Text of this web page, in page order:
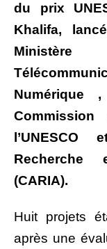
du prix
Khalifa,
Numérique
Recherche
(CARIA).
Huit projets
après une